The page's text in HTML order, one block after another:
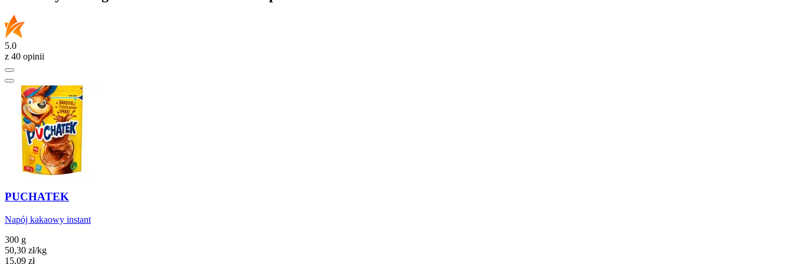
5.0
z 40 opinii
PUCHATEK
Napój kakaowy instant
300 g
50,30 zł/kg
Cena
15,09 zł